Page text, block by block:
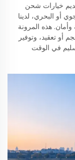
خيارات شحن
أو البحري، لدينا
هذه المرونة
أو تعقيد، وتوفير
في الوقت